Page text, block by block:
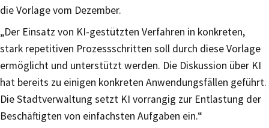
die Vorlage vom Dezember.
„Der Einsatz von KI-gestützten Verfahren in konkreten,
stark repetitiven Prozessschritten soll durch diese Vorlage
ermöglicht und unterstützt werden. Die Diskussion über KI
hat bereits zu einigen konkreten Anwendungsfällen geführt.
Die Stadtverwaltung setzt KI vorrangig zur Entlastung der
Beschäftigten von einfachsten Aufgaben ein.“